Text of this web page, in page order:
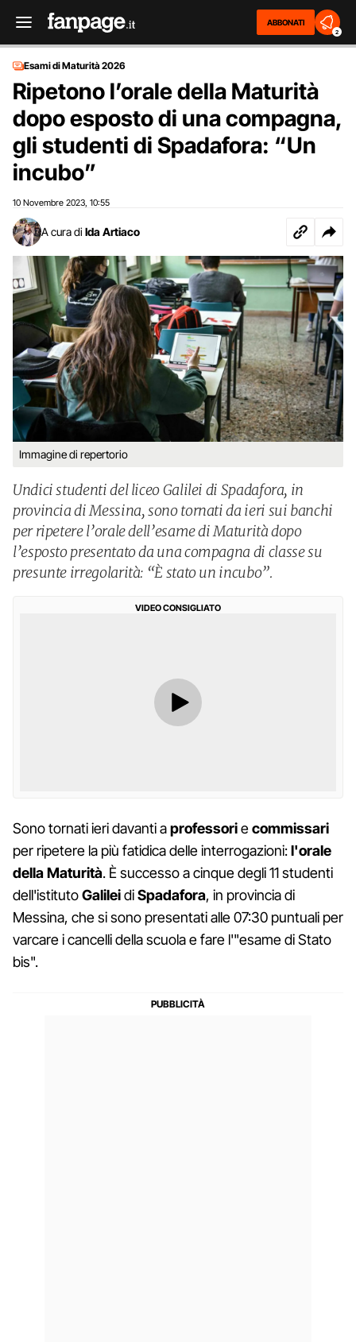
ABBONATI
2
Esami di Maturità 2026
Ripetono l’orale della Maturità
dopo esposto di una compagna,
gli studenti di Spadafora: “Un
incubo”
10 Novembre 2023 10:55
A cura di Ida Artiaco
Immagine di repertorio
Undici studenti del liceo Galilei di Spadafora, in
provincia di Messina, sono tornati da ieri sui banchi
per ripetere l’orale dell’esame di Maturità dopo
l’esposto presentato da una compagna di classe su
presunte irregolarità: “È stato un incubo”.
VIDEO CONSIGLIATO
Sono tornati ieri davanti aprofessoriecommissari
per ripetere la più fatidica delle interrogazioni:l'orale
della Maturità. È successo a cinque degli 11 studenti
dell'istitutoGalileidiSpadafora, in provincia di
Messina, che si sono presentati alle 07:30 puntuali per
varcare i cancelli della scuola e fare l'"esame di Stato
bis".